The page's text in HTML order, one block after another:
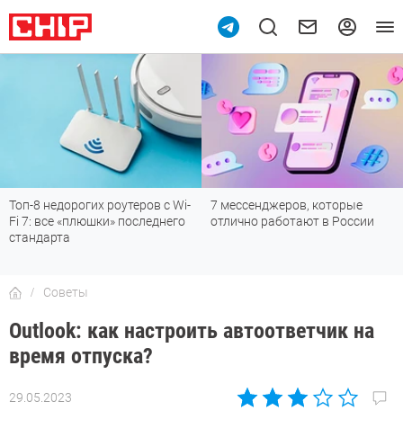
7 мессенджеров, которые
отлично работают в России
Подпишись на наш канал в
мессенджере МАХ
Советы
Outlook: как настроить автоответчик на
время отпуска?
29.05.2023
Автор: